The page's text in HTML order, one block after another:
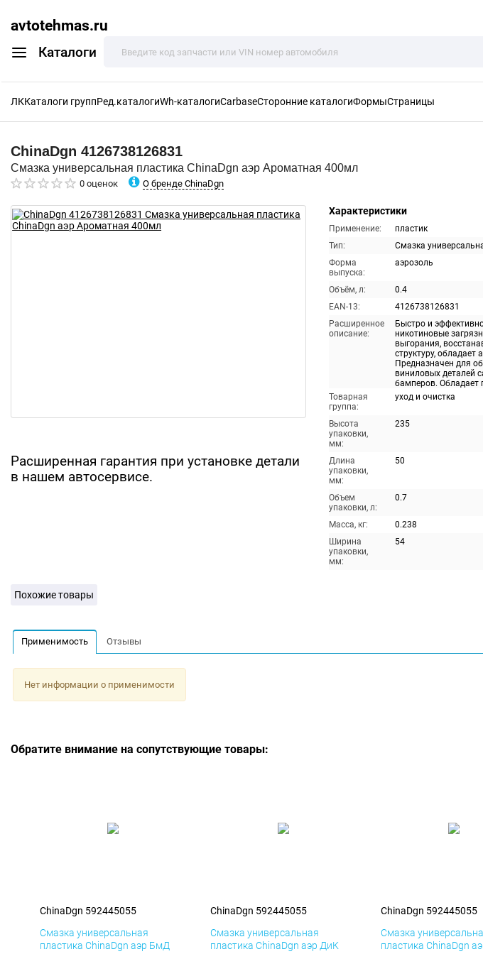
avtotehmas.ru
Каталоги
ЛККаталоги группРед.каталогиWh-каталогиCarbaseСторонние каталогиФормыСтраницы
ChinaDgn 4126738126831
Смазка универсальная пластика ChinaDgn аэр Ароматная 400мл
0 оценок О бренде ChinaDgn
Расширенная гарантия при установке детали
в нашем автосервисе.
Характеристики
Применение:
пластик
Тип:
Смазка
Форма
выпуска:
аэрозоль
Объём, л:
0.4
EAN-13:
4126738126831
Расширенное
описание:
Быстро и
никотиновые
выгорания,
структуру, обладает
Предназначен для
виниловых деталей
бамперов. Обладает
Товарная
группа:
уход и очистка
Высота
упаковки,
мм:
235
Длина
упаковки,
мм:
50
Объем
упаковки, л:
0.7
Масса, кг:
0.238
Ширина
упаковки,
мм:
54
Похожие товары
Применимость Отзывы
Нет информации о применимости
Обратите внимание на сопутствующие товары:
ChinaDgn 592445055
Смазка универсальная
пластика ChinaDgn аэр БмД
ChinaDgn 592445055
Смазка универсальная
пластика ChinaDgn аэр ДиК
ChinaDgn 592445055
Смазка
пластика ChinaDgn